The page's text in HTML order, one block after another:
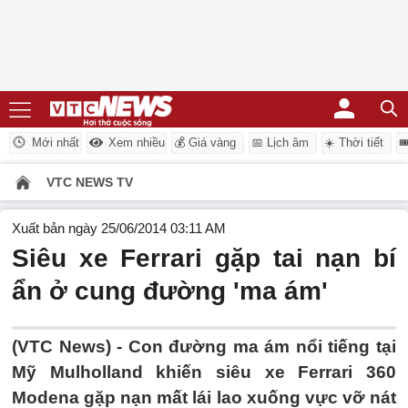
Mới nhất Xem nhiều 💰 Giá vàng 📅 Lịch âm ☀️ Thời tiết
VTC NEWS TV
Xuất bản ngày 25/06/2014 03:11 AM
Siêu xe Ferrari gặp tai nạn bí
ẩn ở cung đường 'ma ám'
(VTC News) - Con đường ma ám nổi tiếng tại
Mỹ Mulholland khiến siêu xe Ferrari 360
Modena gặp nạn mất lái lao xuống vực vỡ nát